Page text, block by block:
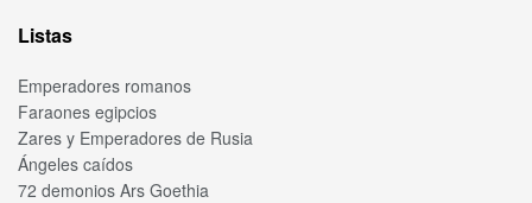
Listas
Emperadores romanos
Faraones egipcios
Zares y Emperadores de Rusia
Ángeles caídos
72 demonios Ars Goethia